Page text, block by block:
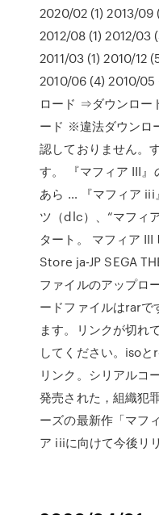
2020/02 (1) 2013/09
2012/08 (1) 2012/03
2011/03 (1) 2010/12
2010/06 (4) 2010/
ロード ⇒ダウンロ
ード ※違法ダウンロ
認しておりません。
す。 『マフィア III』
あら … 『マフィア iii
ツ（dlc）、“マフィ
タート。 マフィア
Store ja-JP SEGA
ファイルのアップロ
ードファイルはrarで
ます。リンクが切れ
してください。iso
リンク。シリアルコ
発売された，組織犯
ーズの最新作「マフ
ア iiiに向けて今後リ